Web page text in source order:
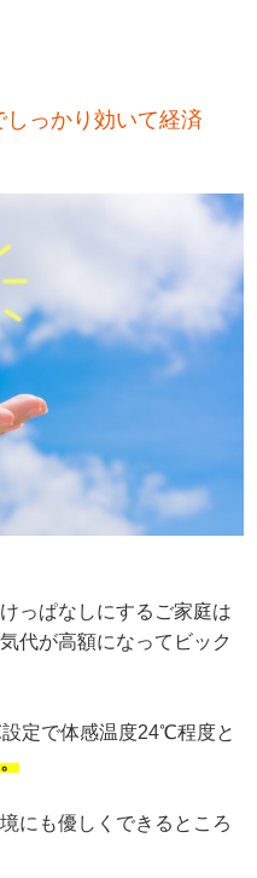
っかり効いて経済
っぱなしにするご家庭は
代が高額になってビック
定で体感温度24℃程度と
にも優しくできるところ